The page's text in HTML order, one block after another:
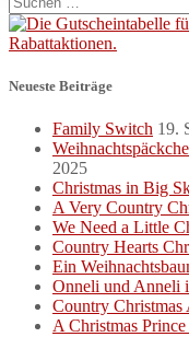
der
Beiträge
nach:
Neueste Beiträge
Family Switch 19.
2025
Christmas in Big
A Very Country
We Need a Little
Country Hearts
Ein
Onneli und Anneli
Country Christmas
A Christmas